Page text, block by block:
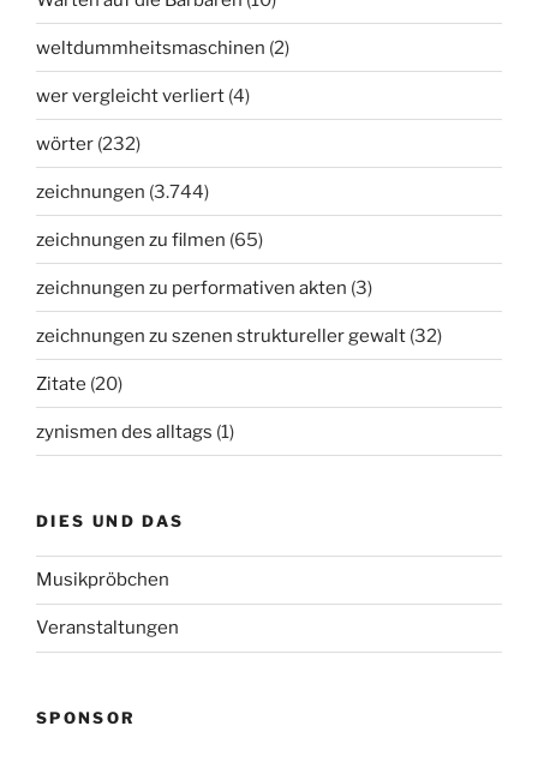
weltdummheitsmaschinen (2)
wer vergleicht verliert (4)
wörter (232)
zeichnungen (3.744)
zeichnungen zu filmen (65)
zeichnungen zu performativen akten (3)
zeichnungen zu szenen struktureller gewalt (32)
Zitate (20)
zynismen des alltags (1)
DIES UND DAS
Musikpröbchen
Veranstaltungen
SPONSOR